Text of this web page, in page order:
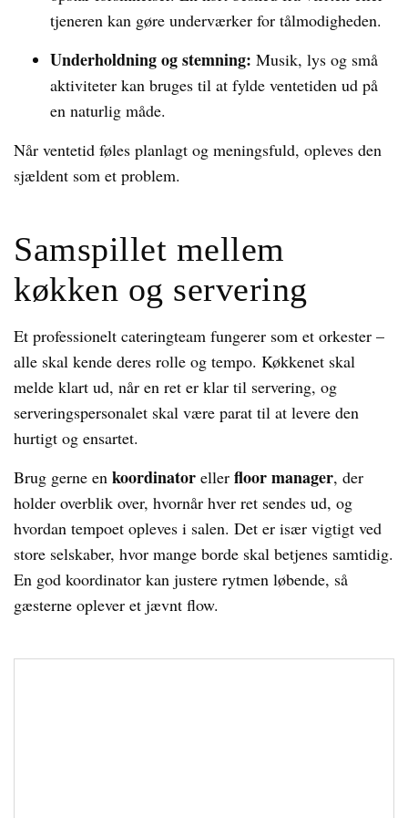
tjeneren kan gøre underværker for tålmodigheden.
Underholdning og stemning: Musik, lys og små
aktiviteter kan bruges til at fylde ventetiden ud på
en naturlig måde.
Når ventetid føles planlagt og meningsfuld, opleves den
sjældent som et problem.
Samspillet mellem
køkken og servering
Et professionelt cateringteam fungerer som et orkester –
alle skal kende deres rolle og tempo. Køkkenet skal
melde klart ud, når en ret er klar til servering, og
serveringspersonalet skal være parat til at levere den
hurtigt og ensartet.
Brug gerne en koordinator eller floor manager, der
holder overblik over, hvornår hver ret sendes ud, og
hvordan tempoet opleves i salen. Det er især vigtigt ved
store selskaber, hvor mange borde skal betjenes samtidig.
En god koordinator kan justere rytmen løbende, så
gæsterne oplever et jævnt flow.